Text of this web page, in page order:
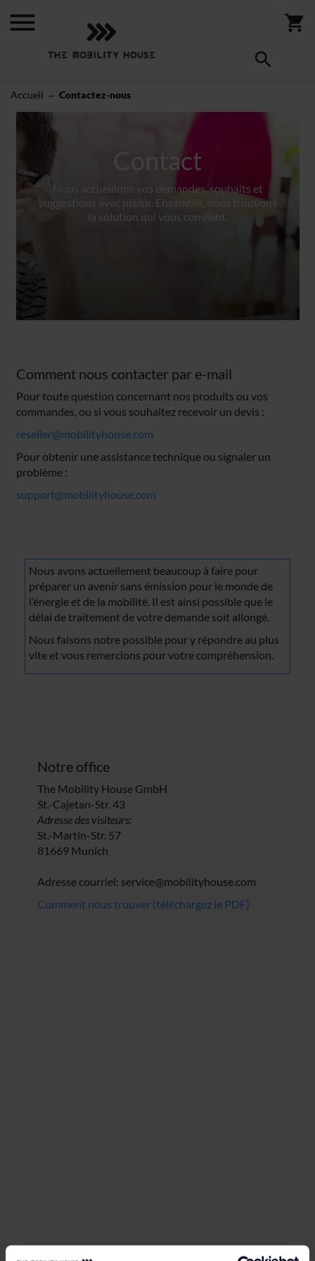
Accueil Contactez-nous
Contact
Nous accueillons vos demandes, souhaits et
suggestions avec plaisir. Ensemble, nous trouvons
la solution qui vous convient.
Comment nous contacter par e-mail
Pour toute question concernant nos produits ou vos
commandes, ou si vous souhaitez recevoir un devis :
reseller@mobilityhouse.com
Pour obtenir une assistance technique ou signaler un
problème :
support@mobilityhouse.com
Nous avons actuellement beaucoup à faire pour
préparer un avenir sans émission pour le monde de
l’énergie et de la mobilité. Il est ainsi possible que le
délai de traitement de votre demande soit allongé.
Nous faisons notre possible pour y répondre au plus
vite et vous remercions pour votre compréhension.
Notre office
The Mobility House GmbH
St.-Cajetan-Str. 43
Adresse des visiteurs:
St.-Martin-Str. 57
81669 Munich
Adresse courriel: service@mobilityhouse.com
Comment nous trouver (téléchargez le PDF)